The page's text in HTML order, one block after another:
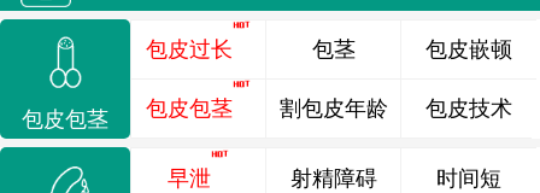
包皮包茎
包皮过长
包皮包茎
包茎
割包皮年龄
包皮嵌顿
包皮技术
早泄 射精障碍 时间短